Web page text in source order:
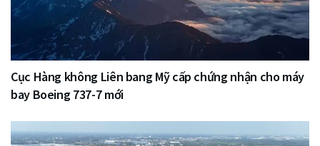
Cục Hàng không Liên bang Mỹ cấp chứng nhận cho máy
bay Boeing 737-7 mới